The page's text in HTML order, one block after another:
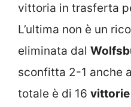
vittoria in trasferta
L’ultima non è un
eliminata dal
sconfitta 2-1 anche
totale è di 16 vittorie